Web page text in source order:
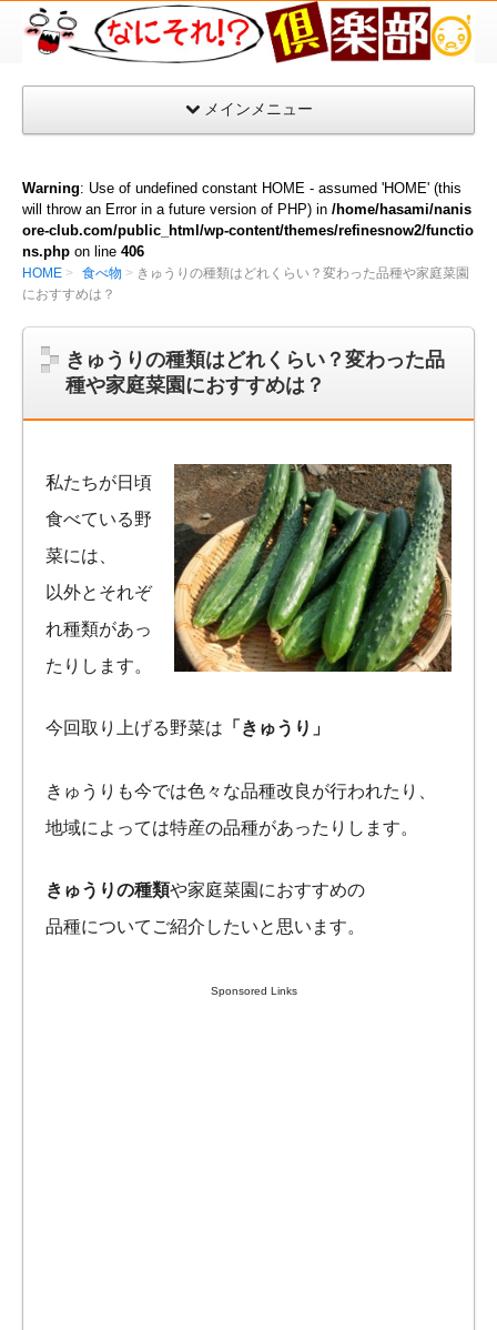
な
そ
部
メインメニュー
Warning: Use of undefined constant HOME - assumed 'HOME' (this
will throw an Error in a future version of PHP) in /home/hasami/nanis
ore-club.com/public_html/wp-content/themes/refinesnow2/functio
ns.php on line 406
HOME 食べ物
きゅうりの種類はどれくらい？変わった品種や家庭菜園
におすすめは？
きゅうりの種類はどれくらい？変わった品
種や家庭菜園におすすめは？
私たちが日頃
食べている野
菜には、
以外とそれぞ
れ種類があっ
たりします。
今回取り上げる野菜は 「きゅうり」
きゅうりも今では色々な品種改良が行われたり、
地域によっては特産の品種があったりします。
きゅうりの種類や家庭菜園におすすめの
品種についてご紹介したいと思います。
Sponsored Links